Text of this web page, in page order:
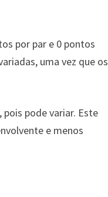
por par e 0 pontos
uma vez que os
pode variar. Este
e menos